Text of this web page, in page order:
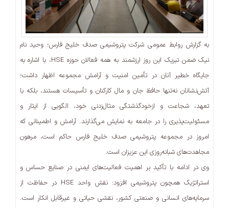
به گزارش روابط عمومی شرکت پتروشیمی صدف خلیج فارس؛ وحید نام
نیک ضمن تبریک این روز ارزشمند به همه فعالان حوزه HSE، با اشاره به
جایگاه خطیر آنان در تأمین امنیت و آرامش مجموعه اظهار داشت؛
آتش‌نشانان نه‌تنها حافظ جان و مال کارکنان و تأسیسات هستند، بلکه با
تعهد، شجاعت و ازخودگذشتگی مثال‌زدنی خود، الگویی از ایثار و
مسئولیت‌پذیری را در جامعه به نمایش می‌گذارند. آرامش و اطمینانی که
امروز در مجموعه پتروشیمی صدف خلیج فارس حاکم است، مرهون
مجاهدت‌های شبانه‌روزی این عزیزان است.
وی در ادامه با تأکید بر اهمیت فعالیت‌های ایمنی در صنایع حساس و
استراتژیک همچون پتروشیمی افزود: نقش واحد HSE در حفاظت از
سرمایه‌های انسانی و صنعتی کشور، نقشی حیاتی و غیرقابل انکار است.